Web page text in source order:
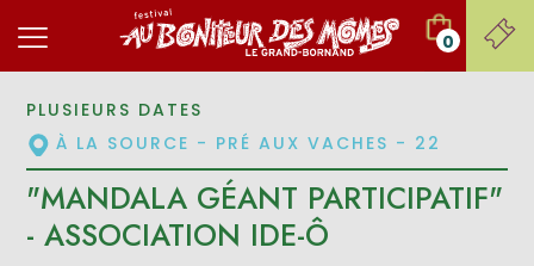
0
PLUSIEURS DATES
À LA SOURCE - PRÉ AUX VACHES - 22
"MANDALA GÉANT PARTICIPATIF"
- ASSOCIATION IDE-Ô